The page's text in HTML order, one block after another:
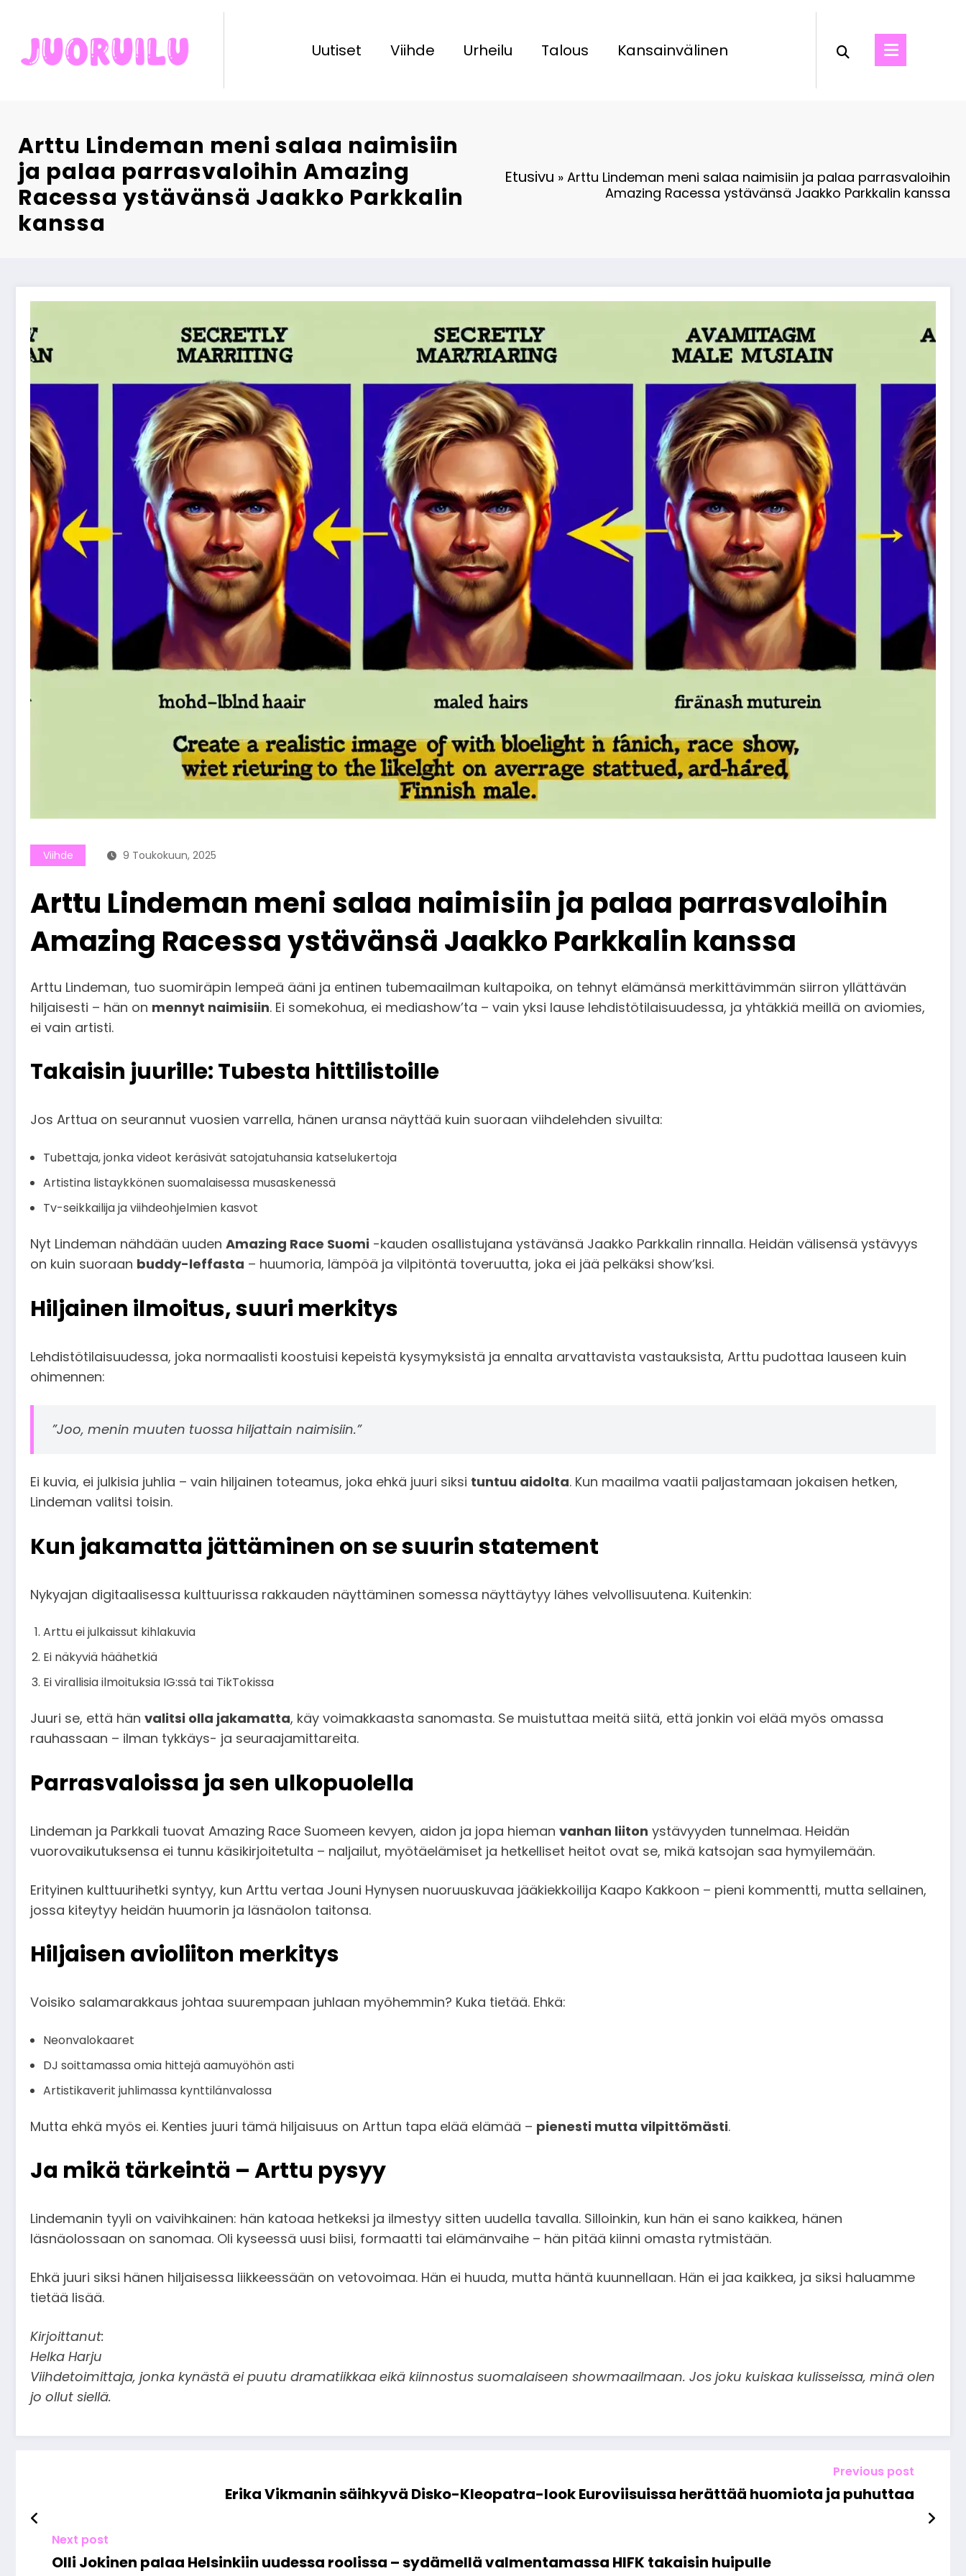
content
Uutiset Viihde Urheilu Talous Kansainvälinen
Arttu Lindeman meni salaa naimisiin
ja palaa parrasvaloihin Amazing
Racessa ystävänsä Jaakko Parkkalin
kanssa
Etusivu » Arttu Lindeman meni salaa naimisiin ja palaa parrasvaloihin
Amazing Racessa ystävänsä Jaakko Parkkalin kanssa
Viihde 9 Toukokuun, 2025
Arttu Lindeman meni salaa naimisiin ja palaa parrasvaloihin
Amazing Racessa ystävänsä Jaakko Parkkalin kanssa
Arttu Lindeman, tuo suomiräpin lempeä ääni ja entinen tubemaailman kultapoika, on tehnyt elämänsä merkittävimmän siirron yllättävän
hiljaisesti – hän on mennyt naimisiin. Ei somekohua, ei mediashow’ta – vain yksi lause lehdistötilaisuudessa, ja yhtäkkiä meillä on aviomies,
ei vain artisti.
Takaisin juurille: Tubesta hittilistoille
Jos Arttua on seurannut vuosien varrella, hänen uransa näyttää kuin suoraan viihdelehden sivuilta:
Tubettaja, jonka videot keräsivät satojatuhansia katselukertoja
Artistina listaykkönen suomalaisessa musaskenessä
Tv-seikkailija ja viihdeohjelmien kasvot
Nyt Lindeman nähdään uuden Amazing Race Suomi -kauden osallistujana ystävänsä Jaakko Parkkalin rinnalla. Heidän välisensä ystävyys
on kuin suoraan buddy-leffasta – huumoria, lämpöä ja vilpitöntä toveruutta, joka ei jää pelkäksi show’ksi.
Hiljainen ilmoitus, suuri merkitys
Lehdistötilaisuudessa, joka normaalisti koostuisi kepeistä kysymyksistä ja ennalta arvattavista vastauksista, Arttu pudottaa lauseen kuin
ohimennen:
”Joo, menin muuten tuossa hiljattain naimisiin.”
Ei kuvia, ei julkisia juhlia – vain hiljainen toteamus, joka ehkä juuri siksi tuntuu aidolta. Kun maailma vaatii paljastamaan jokaisen hetken,
Lindeman valitsi toisin.
Kun jakamatta jättäminen on se suurin statement
Nykyajan digitaalisessa kulttuurissa rakkauden näyttäminen somessa näyttäytyy lähes velvollisuutena. Kuitenkin:
Arttu ei julkaissut kihlakuvia
Ei näkyviä häähetkiä
Ei virallisia ilmoituksia IG:ssä tai TikTokissa
Juuri se, että hän valitsi olla jakamatta, käy voimakkaasta sanomasta. Se muistuttaa meitä siitä, että jonkin voi elää myös omassa
rauhassaan – ilman tykkäys- ja seuraajamittareita.
Parrasvaloissa ja sen ulkopuolella
Lindeman ja Parkkali tuovat Amazing Race Suomeen kevyen, aidon ja jopa hieman vanhan liiton ystävyyden tunnelmaa. Heidän
vuorovaikutuksensa ei tunnu käsikirjoitetulta – naljailut, myötäelämiset ja hetkelliset heitot ovat se, mikä katsojan saa hymyilemään.
Erityinen kulttuurihetki syntyy, kun Arttu vertaa Jouni Hynysen nuoruuskuvaa jääkiekkoilija Kaapo Kakkoon – pieni kommentti, mutta sellainen,
jossa kiteytyy heidän huumorin ja läsnäolon taitonsa.
Hiljaisen avioliiton merkitys
Voisiko salamarakkaus johtaa suurempaan juhlaan myöhemmin? Kuka tietää. Ehkä:
Neonvalokaaret
DJ soittamassa omia hittejä aamuyöhön asti
Artistikaverit juhlimassa kynttilänvalossa
Mutta ehkä myös ei. Kenties juuri tämä hiljaisuus on Arttun tapa elää elämää – pienesti mutta vilpittömästi.
Ja mikä tärkeintä – Arttu pysyy
Lindemanin tyyli on vaivihkainen: hän katoaa hetkeksi ja ilmestyy sitten uudella tavalla. Silloinkin, kun hän ei sano kaikkea, hänen
läsnäolossaan on sanomaa. Oli kyseessä uusi biisi, formaatti tai elämänvaihe – hän pitää kiinni omasta rytmistään.
Ehkä juuri siksi hänen hiljaisessa liikkeessään on vetovoimaa. Hän ei huuda, mutta häntä kuunnellaan. Hän ei jaa kaikkea, ja siksi haluamme
tietää lisää.
Kirjoittanut:
Helka Harju
Viihdetoimittaja, jonka kynästä ei puutu dramatiikkaa eikä kiinnostus suomalaiseen showmaailmaan. Jos joku kuiskaa kulisseissa, minä olen
jo ollut siellä.
Previous post
Erika Vikmanin säihkyvä Disko-Kleopatra-look Euroviisuissa herättää huomiota ja puhuttaa
Next post
Olli Jokinen palaa Helsinkiin uudessa roolissa – sydämellä valmentamassa HIFK takaisin huipulle